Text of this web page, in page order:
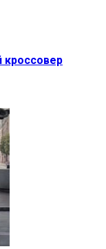
кроссовер